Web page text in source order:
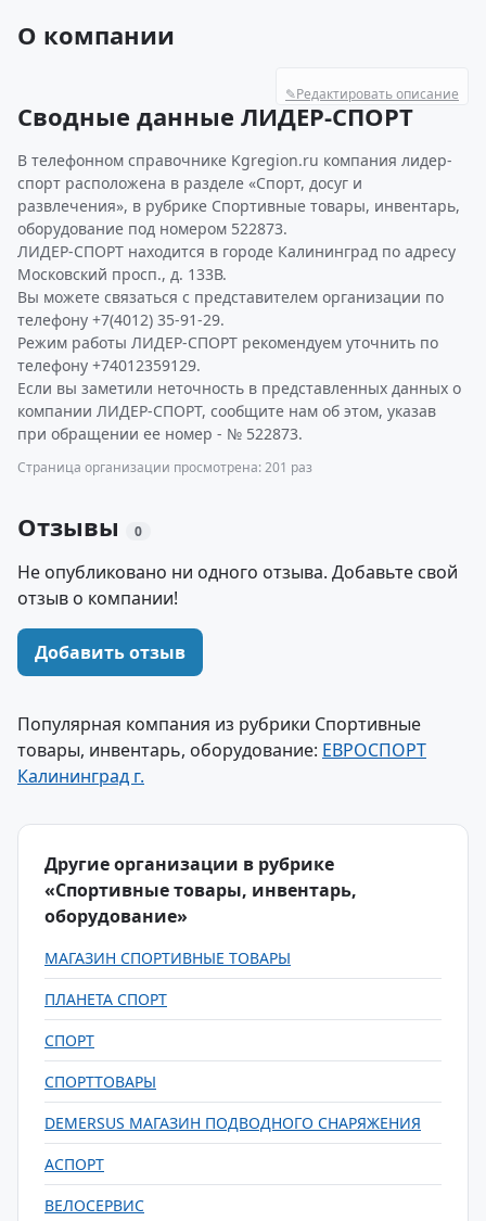
О компании
✎Редактировать описание
Сводные данные ЛИДЕР-СПОРТ
В телефонном справочнике Kgregion.ru компания лидер-
спорт расположена в разделе «Спорт, досуг и
развлечения», в рубрике Спортивные товары, инвентарь,
оборудование под номером 522873.
ЛИДЕР-СПОРТ находится в городе Калининград по адресу
Московский просп., д. 133В.
Вы можете связаться с представителем организации по
телефону +7(4012) 35-91-29.
Режим работы ЛИДЕР-СПОРТ рекомендуем уточнить по
телефону +74012359129.
Если вы заметили неточность в представленных данных о
компании ЛИДЕР-СПОРТ, сообщите нам об этом, указав
при обращении ее номер - № 522873.
Страница организации просмотрена: 201 раз
Отзывы 0
Не опубликовано ни одного отзыва. Добавьте свой
отзыв о компании!
Добавить отзыв
Популярная компания из рубрики Спортивные
товары, инвентарь, оборудование: ЕВРОСПОРТ
Калининград г.
Другие организации в рубрике
«Спортивные товары, инвентарь,
оборудование»
МАГАЗИН СПОРТИВНЫЕ ТОВАРЫ
ПЛАНЕТА СПОРТ
СПОРТ
СПОРТТОВАРЫ
DEMERSUS МАГАЗИН ПОДВОДНОГО СНАРЯЖЕНИЯ
АСПОРТ
ВЕЛОСЕРВИС